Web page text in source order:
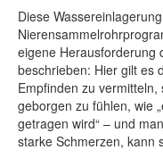
Diese
eigene Herausforderung
beschrieben: Hier gilt es
Empfinden zu
geborgen zu fühlen, wie
getragen wird“ – und
starke Schmerzen, kann